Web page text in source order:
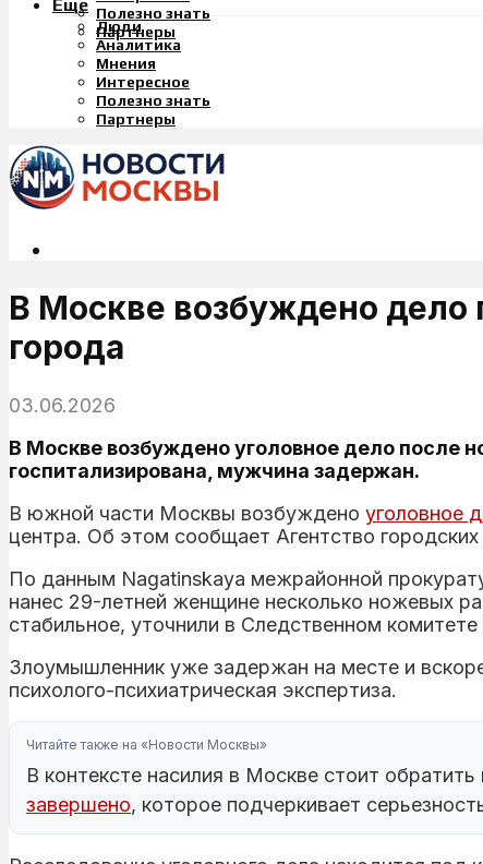
Полезно знать
Партнеры
Еще
Люди
Аналитика
Мнения
Интересное
Полезно знать
Партнеры
В Москве возбуждено дело
города
03.06.2026
В Москве возбуждено уголовное дело после
госпитализирована, мужчина задержан.
В южной части Москвы возбуждено уголовное
центра. Об этом сообщает Агентство городских
По данным Nagatinskaya межрайонной
нанес 29-летней женщине несколько ножевых
стабильное, уточнили в Следственном комитете
Злоумышленник уже задержан на месте и
психолого-психиатрическая экспертиза.
Читайте также на «Новости Москвы»
В контексте насилия в Москве стоит обратить
завершено, которое подчеркивает